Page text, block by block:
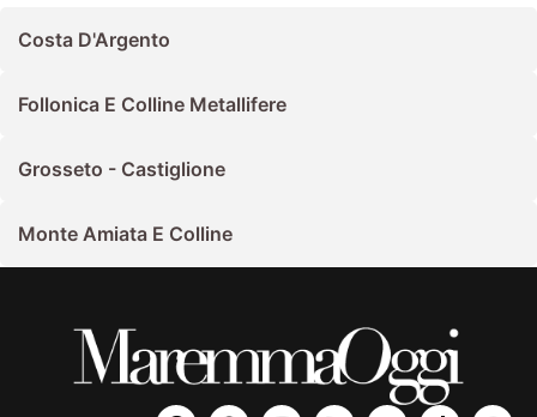
Costa D'Argento
Follonica E Colline Metallifere
Grosseto - Castiglione
Monte Amiata E Colline